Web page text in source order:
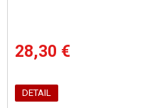
28,30 €
DETAIL